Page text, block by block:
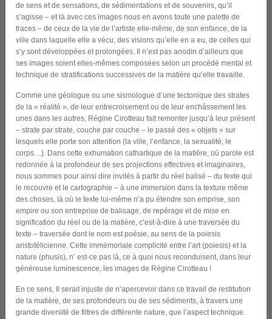
de sens et de sensations, de sédimentations et de souvenirs, qu’il
s’agisse – et là avec ces images nous en avons toute une palette de
traces – de ceux de la vie de l’artiste elle-même, de son enfance, de la
ville dans laquelle elle a vécu, des visions qu’elle en a eu, de celles qui
s’y sont développées et prolongées. Il n’est pas anodin d’ailleurs que
ses images soient elles-mêmes composées selon un procédé mental et
technique de stratifications successives de la matière qu’elle travaille.
Comme une géologue ou une sismologue d’une tectonique des strates
de la « réalité », de leur entrecroisement ou de leur enchâssement les
unes dans les autres, Régine Cirotteau fait remonter jusqu’à leur présent
– strate par strate, couche par couche – le passé des « objets » sur
lesquels elle porte son attention (la ville, l’enfance, la sexualité, le
corps…). Dans cette exhumation cathartique de la matière, où parole est
redonnée à la profondeur de ses projections effectives et imaginaires,
nous sommes pour ainsi dire invités à partir du réel balisé – du texte qui
le recouvre et le cartographie – à une immersion dans la texture même
des choses, là où le texte lui-même n’a pu étendre son emprise, son
empire ou son entreprise de balisage, de repérage et de mise en
signification du réel ou de la matière, c’est-à-dire à une traversée du
texte – traversée dont le nom est poésie, au sens de la poiesis
aristotélicienne. Cette immémoriale complicité entre l’art (poiesis) et la
nature (phusis), n’ est-ce pas là, ce à quoi nous reconduisent, dans leur
généreuse luminescence, les images de Régine Cirotteau !
En ce sens, Il serait injuste de n’apercevoir dans ce travail de restitution
de la matière, de ses profondeurs ou de ses sédiments, à travers une
grande diversité de filtres de différente nature, que l’aspect technique.